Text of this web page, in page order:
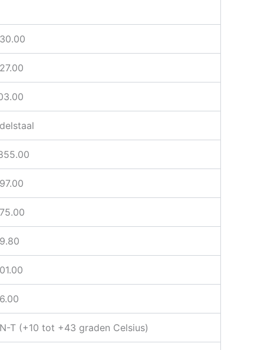
T (+10 tot +43 graden Celsius)